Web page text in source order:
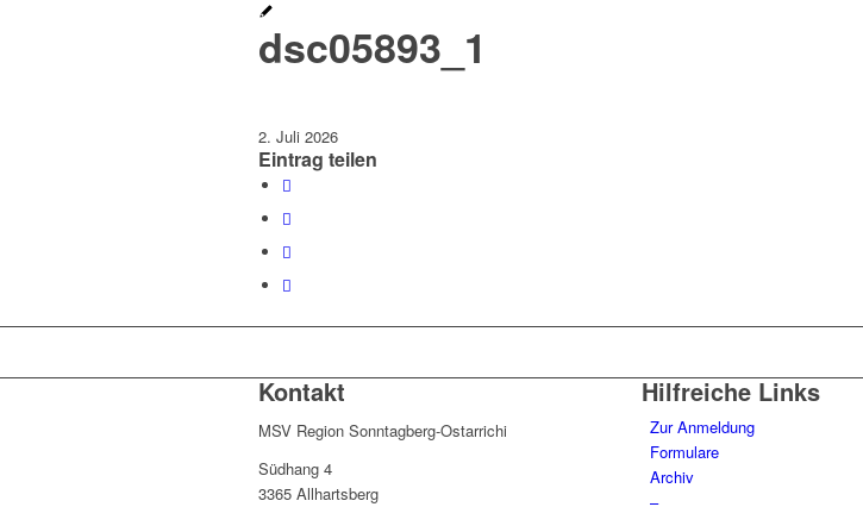
dsc05893_1
2. Juli 2026
Eintrag teilen
Kontakt
MSV Region Sonntagberg-Ostarrichi
Südhang 4
3365 Allhartsberg
Hilfreiche Links
Zur Anmeldung
Formulare
Archiv
–